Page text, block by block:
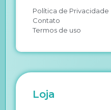
Política de Privacidade
Contato
Termos de uso
Loja